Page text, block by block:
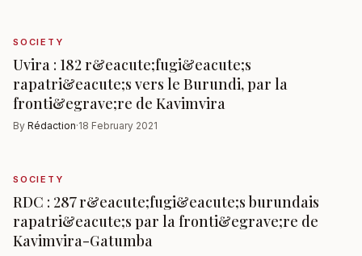
SOCIETY
Uvira : 182 r&eacute;fugi&eacute;s
rapatri&eacute;s vers le Burundi, par la
fronti&egrave;re de Kavimvira
By Rédaction·18 February 2021
SOCIETY
RDC : 287 r&eacute;fugi&eacute;s burundais
rapatri&eacute;s par la fronti&egrave;re de
Kavimvira-Gatumba